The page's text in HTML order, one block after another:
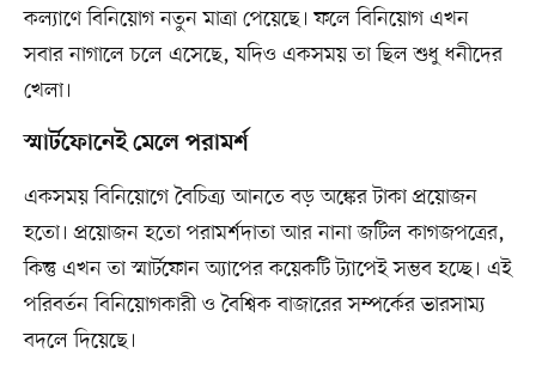
কল্যাণে বিনিয়োগ নতুন মাত্রা পেয়েছে। ফলে বিনিয়োগ এখন
সবার নাগালে চলে এসেছে, যদিও একসময় তা ছিল শুধু ধনীদের
খেলা।
স্মার্টফোনেই মেলে পরামর্শ
একসময় বিনিয়োগে বৈচিত্র্য আনতে বড় অঙ্কের টাকা প্রয়োজন
হতো। প্রয়োজন হতো পরামর্শদাতা আর নানা জটিল কাগজপত্রের,
কিন্তু এখন তা স্মার্টফোন অ্যাপের কয়েকটি ট্যাপেই সম্ভব হচ্ছে। এই
পরিবর্তন বিনিয়োগকারী ও বৈশ্বিক বাজারের সম্পর্কের ভারসাম্য
বদলে দিয়েছে।